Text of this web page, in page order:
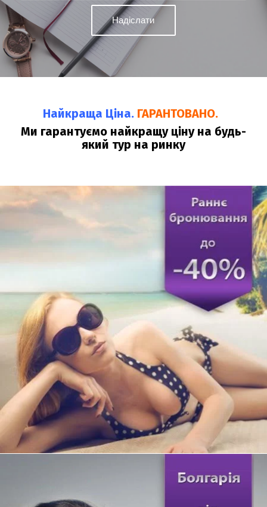
Найкраща Ціна. ГАРАНТОВАНО.
Ми гарантуємо найкращу ціну на будь-
який тур на ринку